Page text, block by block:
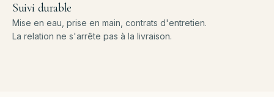
Suivi durable
Mise en eau, prise en main, contrats d'entretien.
La relation ne s'arrête pas à la livraison.